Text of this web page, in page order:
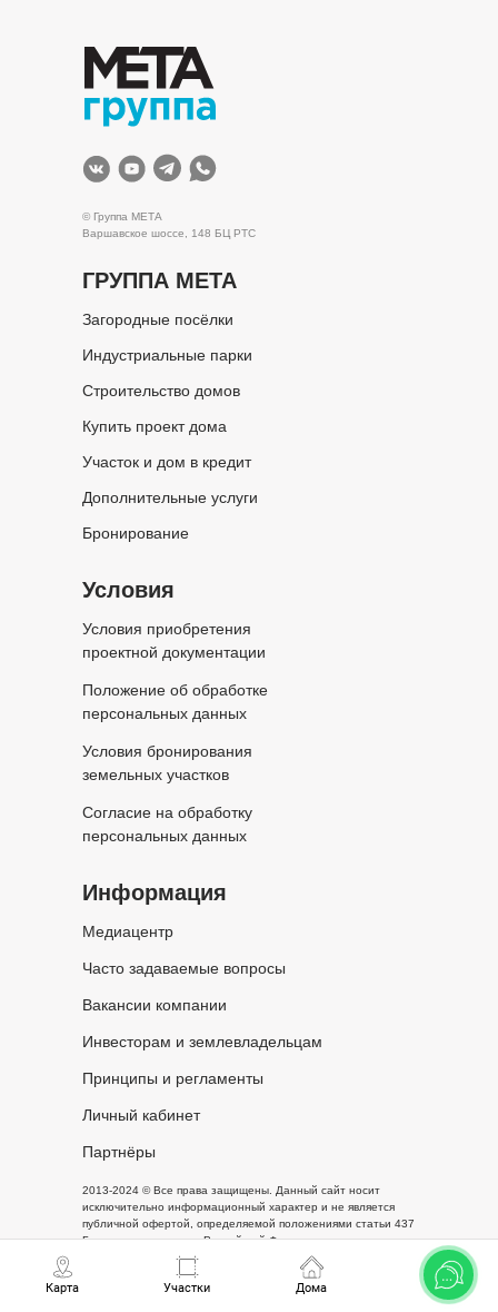
© Группа МЕТА
Варшавское шоссе, 148 БЦ РТС
2013-2024 © Все права защищены. Данный сайт носит
исключительно информационный характер и не является
публичной офертой, определяемой положениями статьи 437
Гражданского кодекса Российской Федерации.
ГРУППА МЕТА
Загородные посёлки
Индустриальные парки
Строительство домов
Купить проект дома
Участок и дом в кредит
Дополнительные услуги
Бронирование
Условия
Информация
Условия приобретения
проектной документации
Медиацентр
Положение об обработке
персональных данных
Часто задаваемые вопросы
Условия бронирования
земельных участков
Вакансии компании
Согласие на обработку
персональных данных
Инвесторам и землевладельцам
Принципы и регламенты
Личный кабинет
Партнёры
Карта Участки Дома